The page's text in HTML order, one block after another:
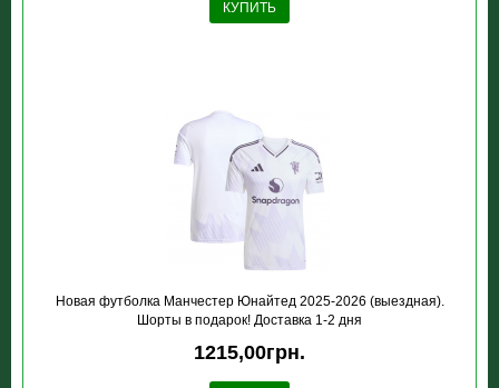
КУПИТЬ
Новая футболка Манчестер Юнайтед 2025-2026 (выездная).
Шорты в подарок! Доставка 1-2 дня
1215,00грн.